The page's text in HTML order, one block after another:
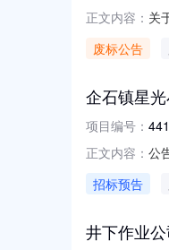
正文内容： 关
废标公告
企石镇星
项目编号：
正文内容： 公
招标预告
井下作业